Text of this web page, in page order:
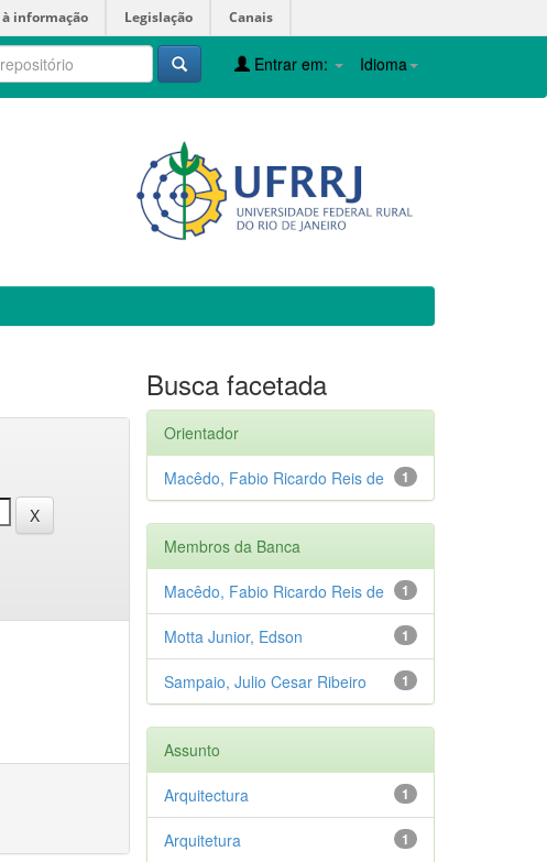
à informação Legislação Canais
Idioma
Entrar em:
Busca facetada
Orientador
1
Macêdo, Fabio Ricardo Reis de
Membros da Banca
1
Macêdo, Fabio Ricardo Reis de
1
Motta Junior, Edson
1
Sampaio, Julio Cesar Ribeiro
Assunto
1
Arquitectura
1
Arquitetura